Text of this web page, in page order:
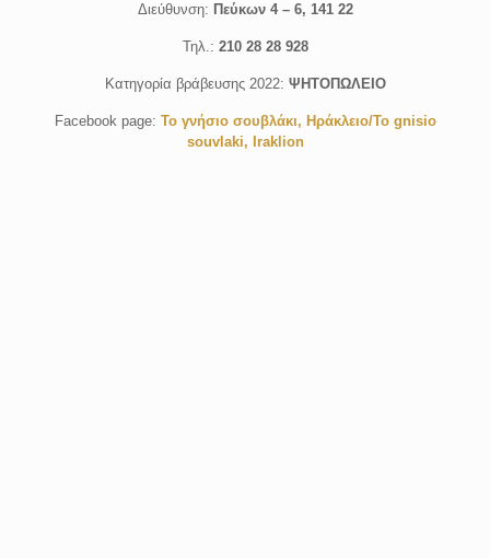
Διεύθυνση: Πεύκων 4 – 6, 141 22
Τηλ.: 210 28 28 928
Κατηγορία βράβευσης 2022: ΨΗΤΟΠΩΛΕΙΟ
Facebook page: Το γνήσιο σουβλάκι, Ηράκλειο/To gnisio
souvlaki, Iraklion